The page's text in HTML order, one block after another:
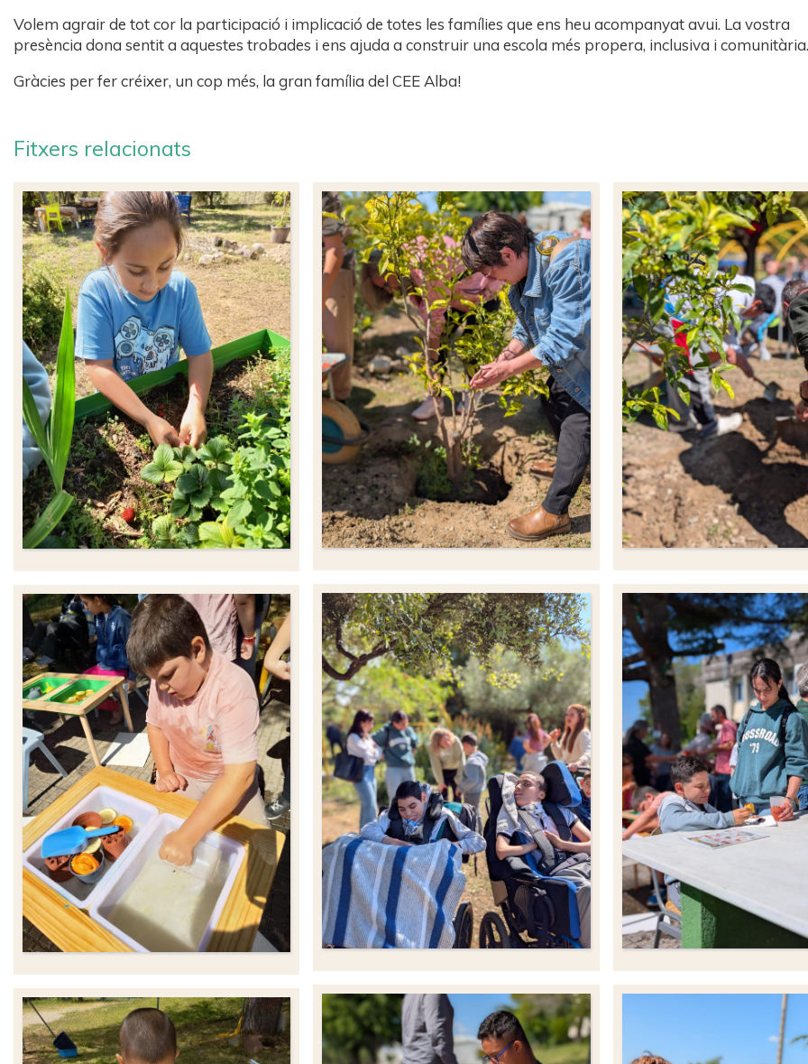
Volem agrair de tot cor la participació i implicació de totes les famílies que ens heu acompanyat avui. La vostra
presència dona sentit a aquestes trobades i ens ajuda a construir una escola més propera, inclusiva i comunitària.
Gràcies per fer créixer, un cop més, la gran família del CEE Alba!
Fitxers relacionats